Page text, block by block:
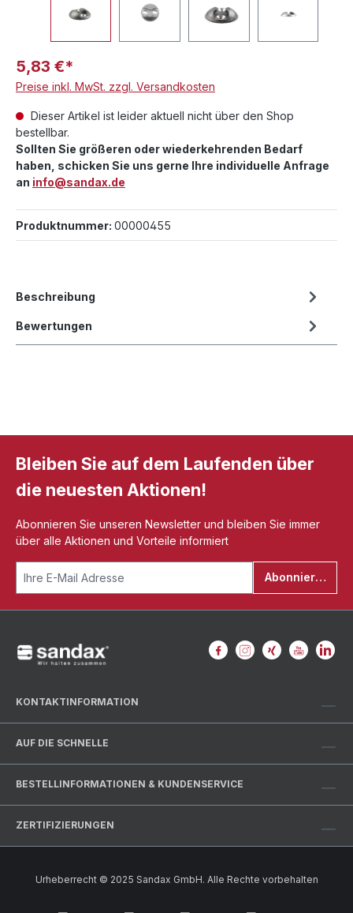
5,83 €*
Preise inkl. MwSt. zzgl. Versandkosten
Dieser Artikel ist leider aktuell nicht über den Shop
bestellbar.
Sollten Sie größeren oder wiederkehrenden Bedarf
haben, schicken Sie uns gerne Ihre individuelle Anfrage
an info@sandax.de
Produktnummer: 00000455
Beschreibung
Bewertungen
Bleiben Sie auf dem Laufenden über
die neuesten Aktionen!
Abonnieren Sie unseren Newsletter und bleiben Sie immer
über alle Aktionen und Vorteile informiert
Abonnieren
KONTAKTINFORMATION
AUF DIE SCHNELLE
BESTELLINFORMATIONEN & KUNDENSERVICE
ZERTIFIZIERUNGEN
Urheberrecht © 2025 Sandax GmbH. Alle Rechte vorbehalten